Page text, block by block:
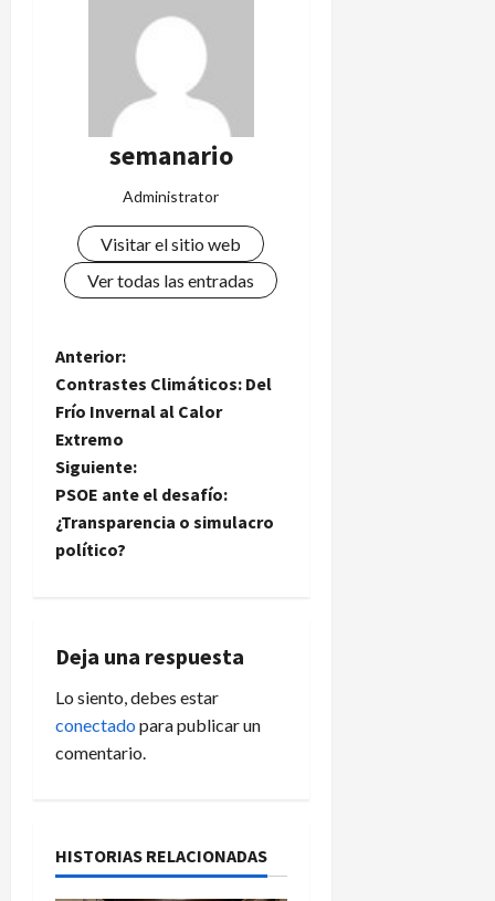
semanario
Administrator
Visitar el sitio web
Ver todas las entradas
N
a
v
e
g
c
i
ó
e
Anterior:
Contrastes Climáticos: Del
Frío Invernal al Calor
Extremo
Siguiente:
PSOE ante el desafío:
¿Transparencia o simulacro
político?
Deja una respuesta
Lo siento, debes estar
conectado para publicar un
comentario.
HISTORIAS RELACIONADAS